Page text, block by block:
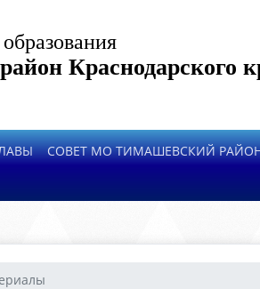
Краснодарского
СОВЕТ МО ТИМАШЕВСКИЙ